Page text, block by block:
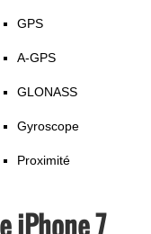
GPS
A-GPS
GLONASS
Gyroscope
Proximité
iPhone 7